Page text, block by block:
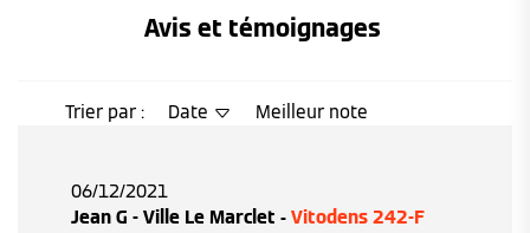
Avis et témoignages
Trier par : Date Meilleur note
06/12/2021
Jean G - Ville Le Marclet - Vitodens 242-F